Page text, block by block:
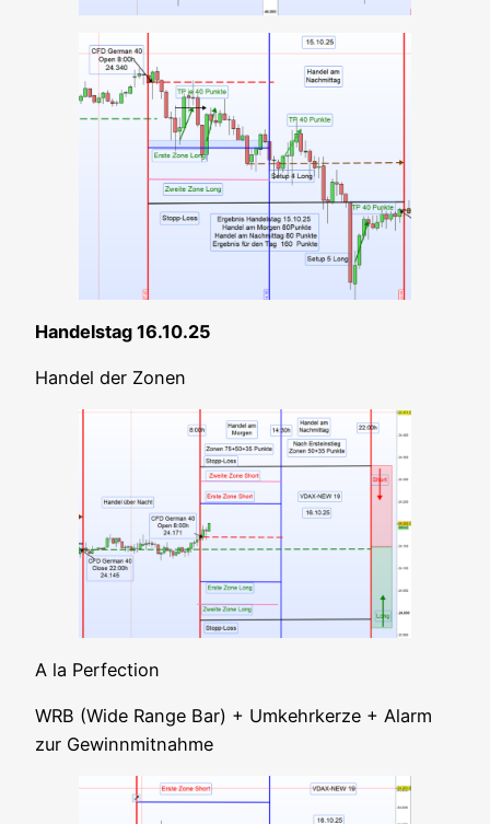
Han­dels­tag 16.10.25
Han­del der Zonen
A la Perfection
WRB (Wide Ran­ge Bar) + Umkehr­ker­ze + Alarm
zur Gewinnmitnahme